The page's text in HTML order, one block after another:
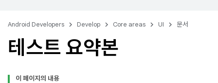
Android Developers Develop Core areas UI 문서
테스트 요약본
이 페이지의 내용